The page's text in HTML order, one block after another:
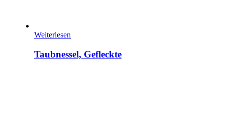
Weiterlesen
Taubnessel, Gefleckte